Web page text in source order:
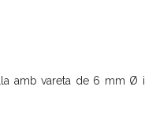
amb vareta de 6 mm